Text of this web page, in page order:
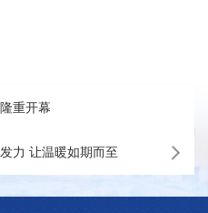
重开幕
力 让温暖如期而至